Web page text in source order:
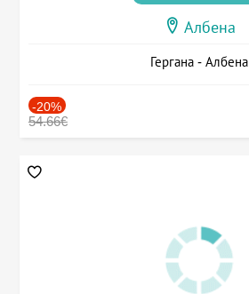
Албена
Гергана - Албена
-20%
54.66€